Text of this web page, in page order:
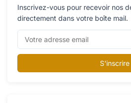
Inscrivez-vous pour recevoir nos
directement dans votre boîte mail.
S'inscrire